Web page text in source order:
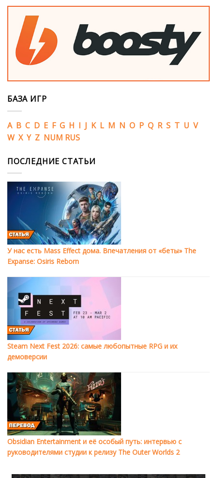
БАЗА ИГР
A B C D E F G H I J K L M N O P Q R S T U V
W X Y Z NUM RUS
ПОСЛЕДНИЕ СТАТЬИ
У нас есть Mass Effect дома. Впечатления от «беты» The
Expanse: Osiris Reborn
Steam Next Fest 2026: самые любопытные RPG и их
демоверсии
Obsidian Entertainment и её особый путь: интервью с
руководителями студии к релизу The Outer Worlds 2